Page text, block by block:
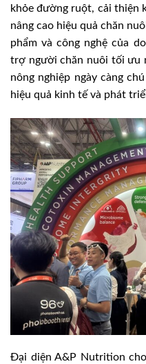
khỏe đường ruột, cải thiện
nâng cao hiệu quả chăn
phẩm và công nghệ của
trợ người chăn nuôi tối ưu
nông nghiệp ngày càng
hiệu quả kinh tế và phát
Đại diện A&P Nutrition